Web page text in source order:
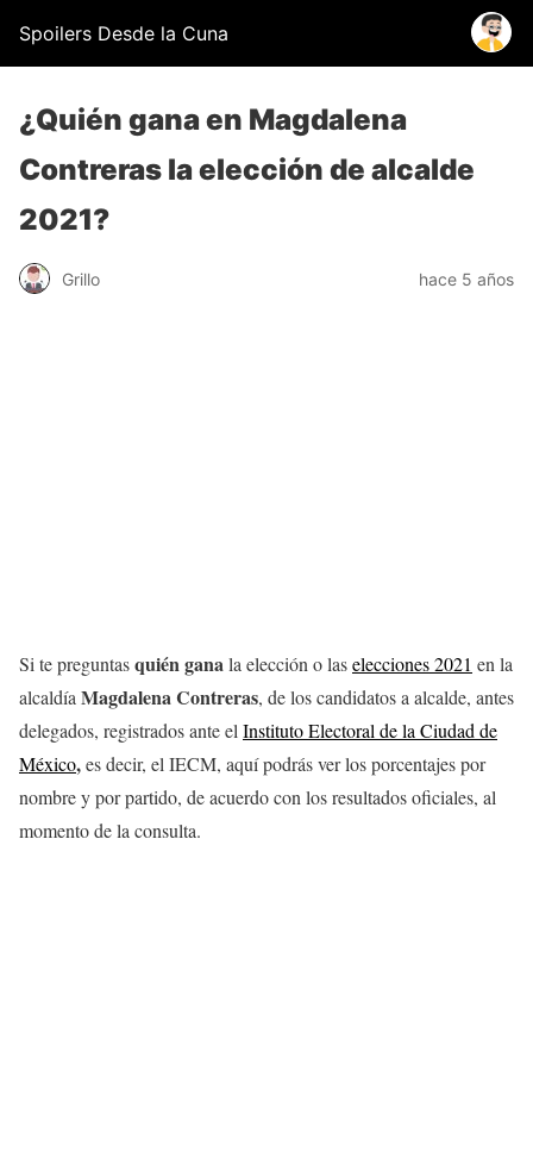
Spoilers Desde la Cuna
¿Quién gana en Magdalena
Contreras la elección de alcalde
2021?
Grillo hace 5 años
Si te preguntasquién ganala elección o laselecciones 2021 en la
alcaldía Magdalena Contreras, de los candidatos a alcalde, antes
delegados, registrados ante el Instituto Electoral de la Ciudad de
México,es decir, el IECM, aquí podrás ver los porcentajes por
nombre y por partido, de acuerdo con los resultados oficiales, al
momento de la consulta.